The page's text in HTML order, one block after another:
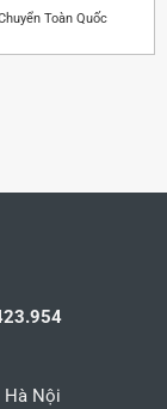
Toàn Quốc
Hà Nội